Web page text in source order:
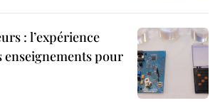
: l’expérience
enseignements pour